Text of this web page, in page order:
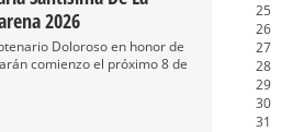
2026
Doloroso en honor de
comienzo el próximo 8 de
25
26
27
28
29
30
31